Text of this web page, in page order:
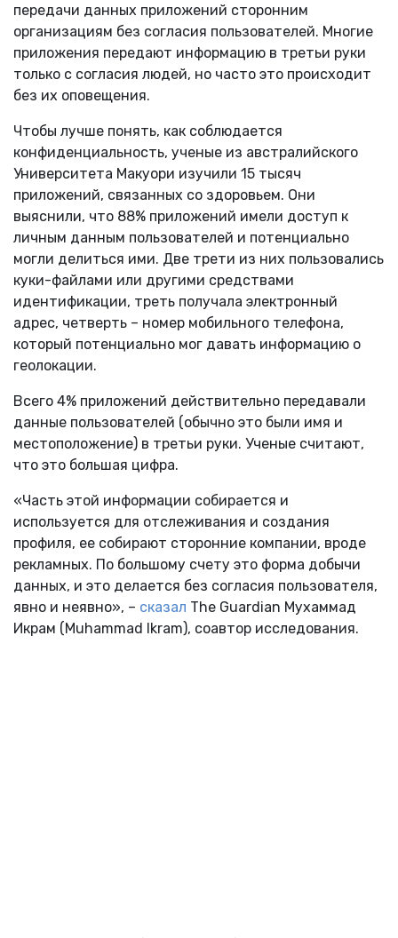
передачи данных приложений сторонним
организациям без согласия пользователей. Многие
приложения передают информацию в третьи руки
только с согласия людей, но часто это происходит
без их оповещения.
Чтобы лучше понять, как соблюдается
конфиденциальность, ученые из австралийского
Университета Макуори изучили 15 тысяч
приложений, связанных со здоровьем. Они
выяснили, что 88% приложений имели доступ к
личным данным пользователей и потенциально
могли делиться ими. Две трети из них пользовались
куки-файлами или другими средствами
идентификации, треть получала электронный
адрес, четверть – номер мобильного телефона,
который потенциально мог давать информацию о
геолокации.
Всего 4% приложений действительно передавали
данные пользователей (обычно это были имя и
местоположение) в третьи руки. Ученые считают,
что это большая цифра.
«Часть этой информации собирается и
используется для отслеживания и создания
профиля, ее собирают сторонние компании, вроде
рекламных. По большому счету это форма добычи
данных, и это делается без согласия пользователя,
явно и неявно», – сказал The Guardian Мухаммад
Икрам (Muhammad Ikram), соавтор исследования.